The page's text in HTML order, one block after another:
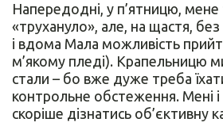
Напередодні, у п’ятницю, мене
«трухануло», але, на щастя, без
і вдома Мала можливість
м’якому пледі). Крапельницю
стали – бо вже дуже треба
контрольне обстеження. Мені і
скоріше дізнатись об’єктивну